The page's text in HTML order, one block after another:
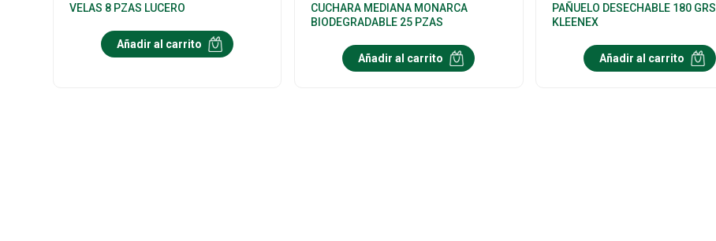
VELAS 8 PZAS LUCERO
Añadir al carrito
CUCHARA MEDIANA MONARCA
BIODEGRADABLE 25 PZAS
Añadir al carrito
PAÑUELO DESECHABLE 180 GRS
KLEENEX
Añadir al carrito